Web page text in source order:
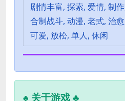
剧情丰富, 探索, 爱情, 制
合制战斗, 动漫, 老式, 治
可爱, 放松, 单人, 休闲
♣ 关于游戏 ♣